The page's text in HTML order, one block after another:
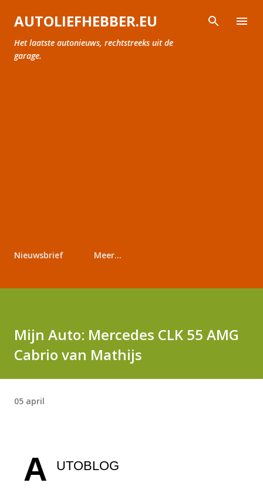
Doorgaan naar hoofdcontent
AUTOLIEFHEBBER.EU
Het laatste autonieuws, rechtstreeks uit de
garage.
Nieuwsbrief Meer…
Mijn Auto: Mercedes CLK 55 AMG
Cabrio van Mathijs
05 april
A UTOBLOG